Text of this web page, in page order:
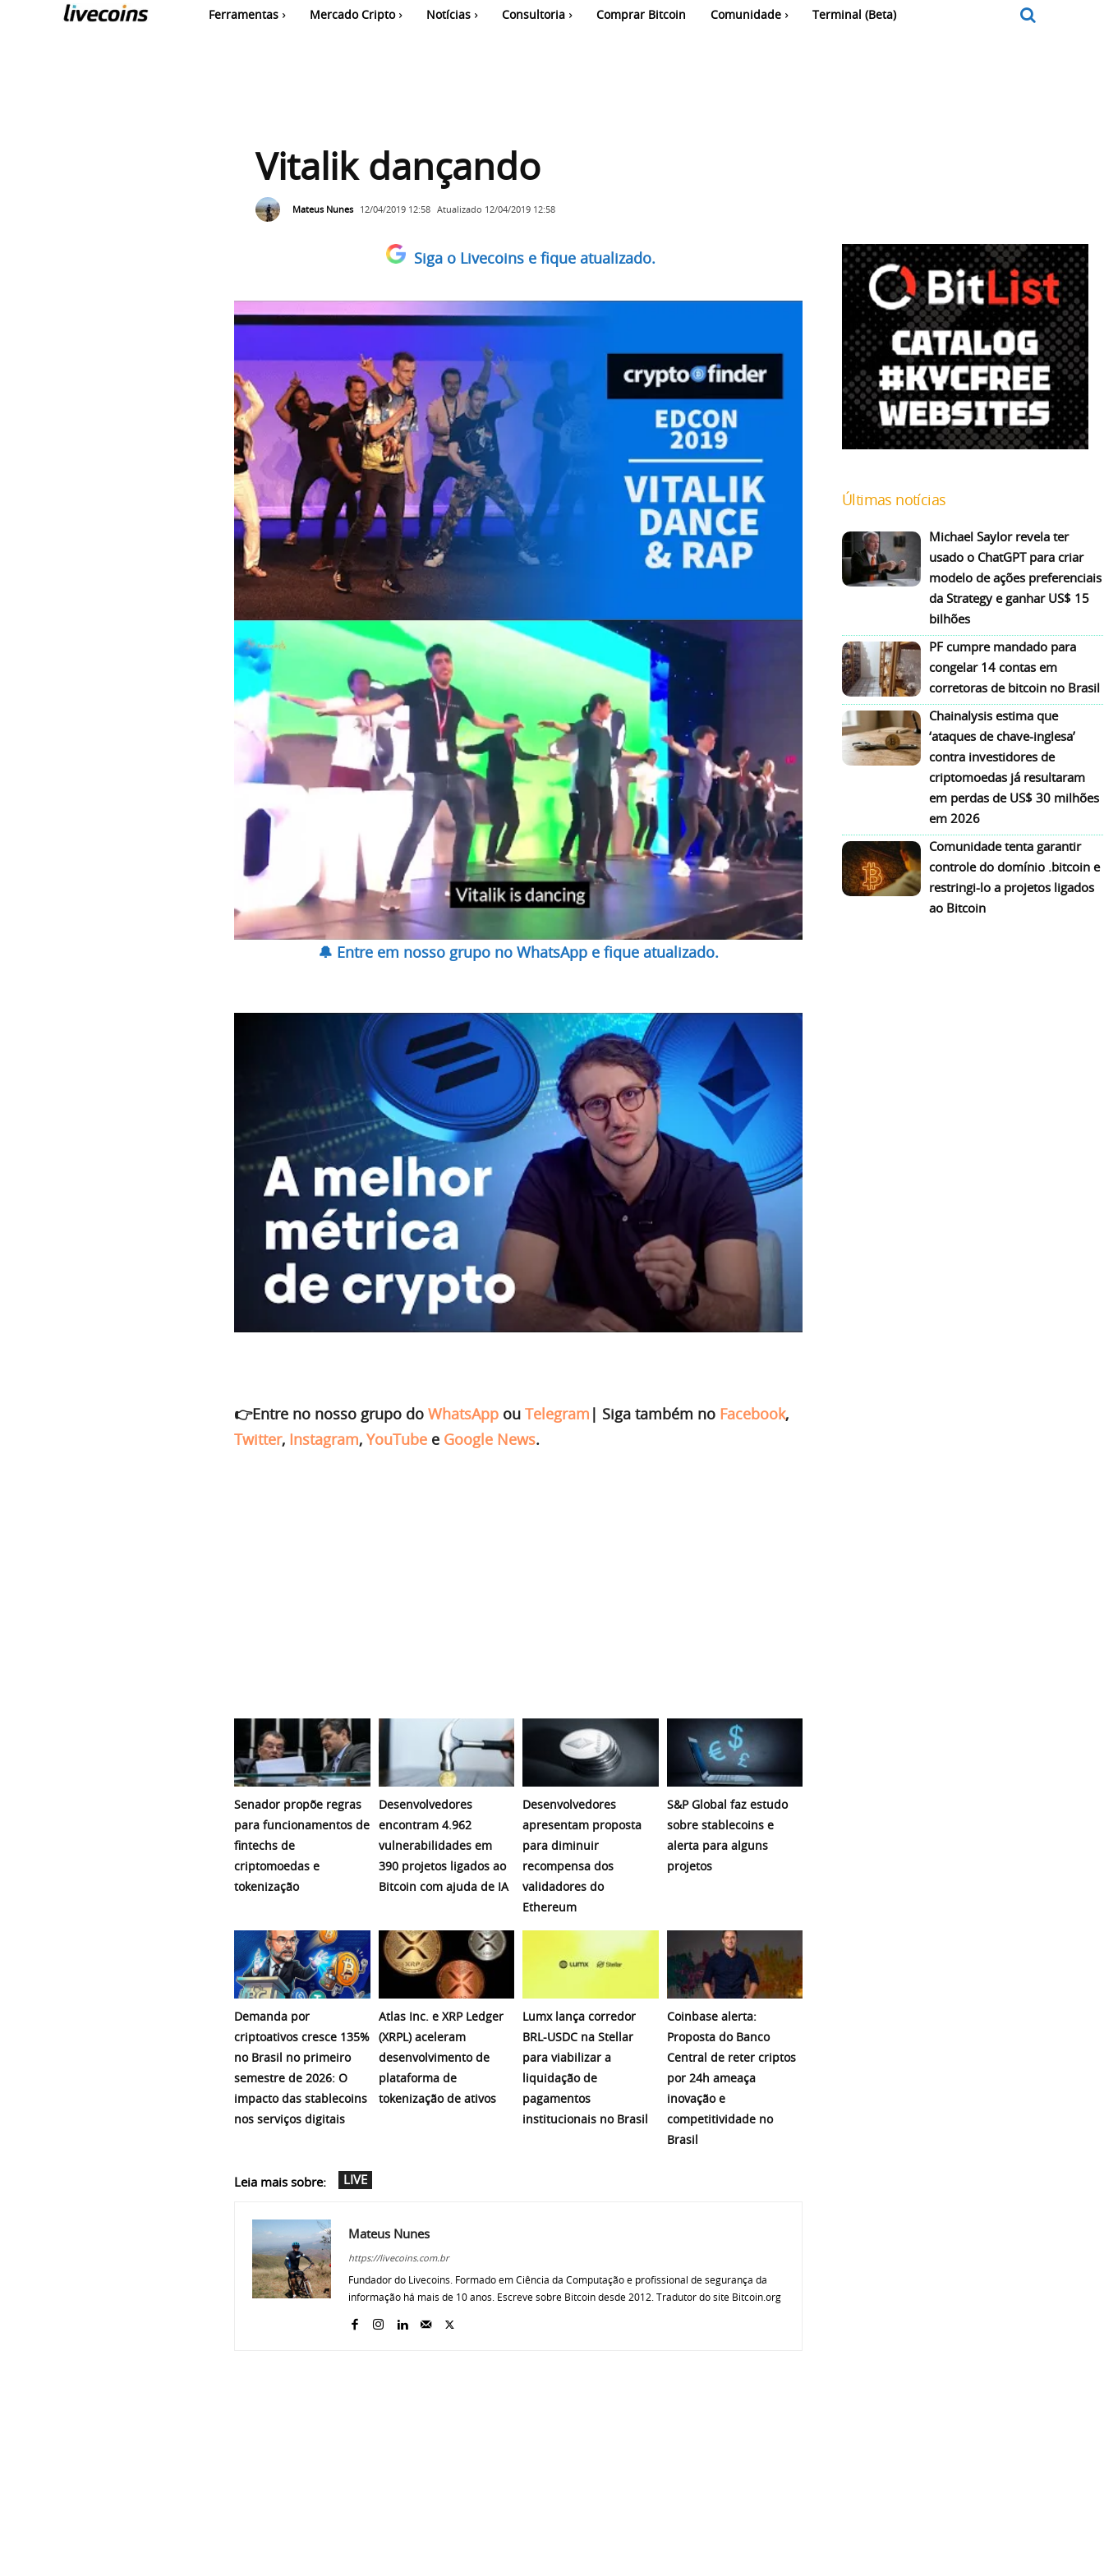
Ferramentas Mercado Cripto Notícias Consultoria Comprar Bitcoin Comunidade Terminal (Beta)
Vitalik dançando
Mateus Nunes 12/04/2019 12:58 Atualizado 12/04/2019 12:58
Siga o Livecoins e fique atualizado.
🔔 Entre em nosso grupo no WhatsApp e fique atualizado.
👉Entre no nosso grupo do WhatsApp ou Telegram | Siga também no Facebook,
Twitter, Instagram, YouTube e Google News.
Senador propõe regras
para funcionamentos de
fintechs de
criptomoedas e
tokenização
Desenvolvedores
encontram 4.962
vulnerabilidades em
390 projetos ligados ao
Bitcoin com ajuda de IA
Desenvolvedores
apresentam proposta
para diminuir
recompensa dos
validadores do
Ethereum
S&P Global faz estudo
sobre stablecoins e
alerta para alguns
projetos
Demanda por
criptoativos cresce 135%
no Brasil no primeiro
semestre de 2026: O
impacto das stablecoins
nos serviços digitais
Atlas Inc. e XRP Ledger
(XRPL) aceleram
desenvolvimento de
plataforma de
tokenização de ativos
Lumx lança corredor
BRL-USDC na Stellar
para viabilizar a
liquidação de
pagamentos
institucionais no Brasil
Coinbase alerta:
Proposta do Banco
Central de reter criptos
por 24h ameaça
inovação e
competitividade no
Brasil
Leia mais sobre: LIVE
Mateus Nunes
https://livecoins.com.br
Fundador do Livecoins. Formado em Ciência da Computação e profissional de segurança da
informação há mais de 10 anos. Escreve sobre Bitcoin desde 2012. Tradutor do site Bitcoin.org
Últimas notícias
Michael Saylor revela ter
usado o ChatGPT para criar
modelo de ações preferenciais
da Strategy e ganhar US$ 15
bilhões
PF cumpre mandado para
congelar 14 contas em
corretoras de bitcoin no Brasil
Chainalysis estima que
‘ataques de chave-inglesa’
contra investidores de
criptomoedas já resultaram
em perdas de US$ 30 milhões
em 2026
Comunidade tenta garantir
controle do domínio .bitcoin e
restringi-lo a projetos ligados
ao Bitcoin